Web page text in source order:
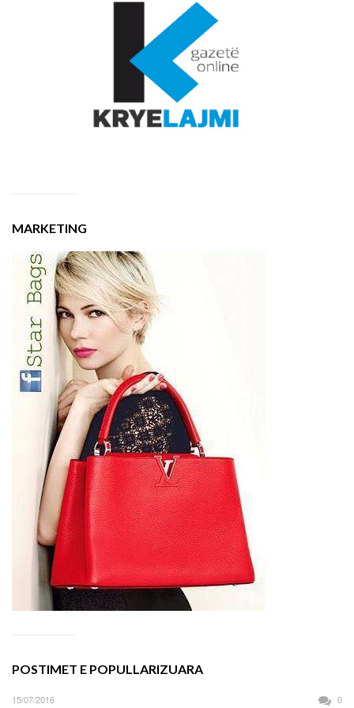
MARKETING
POSTIMET E POPULLARIZUARA
15/07/2016 0